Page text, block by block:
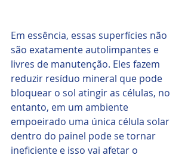
Em essência, essas superfícies não
são exatamente autolimpantes e
livres de manutenção. Eles fazem
reduzir resíduo mineral que pode
bloquear o sol atingir as células, no
entanto, em um ambiente
empoeirado uma única célula solar
dentro do painel pode se tornar
ineficiente e isso vai afetar o